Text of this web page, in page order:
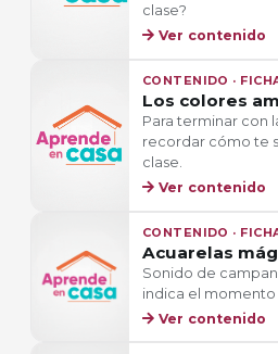
clase?
Ver contenido
CONTENIDO ·
Los colores
Para terminar con
recordar cómo te
clase.
Ver contenido
CONTENIDO ·
Acuarelas
Sonido de
indica el momento
Ver contenido